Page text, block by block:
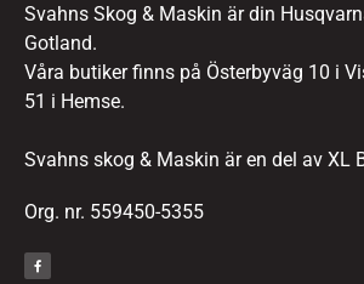
Svahns Skog & Maskin är din
Gotland.
Våra butiker finns på Österbyväg 10 i
51 i Hemse.
Svahns skog & Maskin är en del av XL
Org. nr. 559450-5355